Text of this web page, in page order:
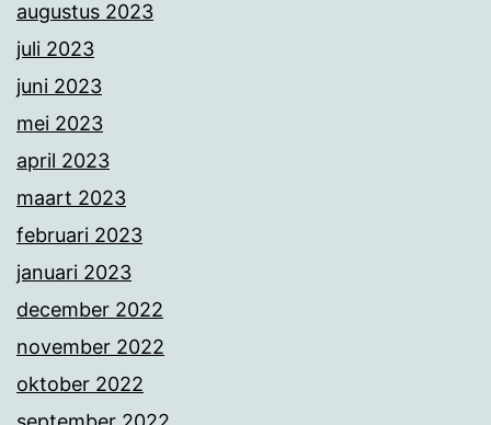
augustus 2023
juli 2023
juni 2023
mei 2023
april 2023
maart 2023
februari 2023
januari 2023
december 2022
november 2022
oktober 2022